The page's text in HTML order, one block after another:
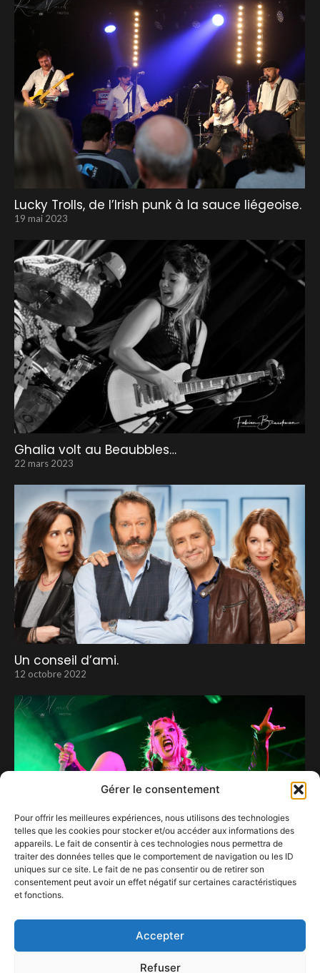
Gérer le consentement
Pour offrir les meilleures expériences, nous utilisons des technologies
telles que les cookies pour stocker et/ou accéder aux informations des
appareils. Le fait de consentir à ces technologies nous permettra de
traiter des données telles que le comportement de navigation ou les ID
uniques sur ce site. Le fait de ne pas consentir ou de retirer son
consentement peut avoir un effet négatif sur certaines caractéristiques
et fonctions.
Accepter
Refuser
Lucky Trolls, de l’Irish punk à la sauce liégeoise.
19 mai 2023
Ghalia volt au Beaubbles…
22 mars 2023
Un conseil d’ami.
12 octobre 2022
12 octobre 2024